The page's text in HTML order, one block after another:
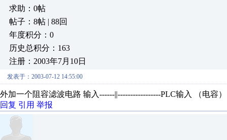
求助：0帖
帖子：8帖 | 88回
年度积分：0
历史总积分：163
注册：2003年7月10日
发表于：2003-07-12 14:55:00
外加一个阻容滤波电路 输入------||-----------------PLC输入 （电容
回复 引用 举报